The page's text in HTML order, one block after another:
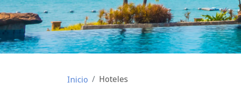
Inicio Hoteles